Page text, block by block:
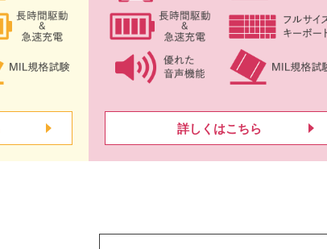
詳しくはこちら